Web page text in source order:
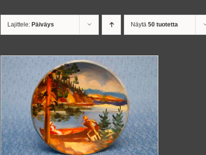
Lajittele: Päiväys Näytä 50 tuotetta